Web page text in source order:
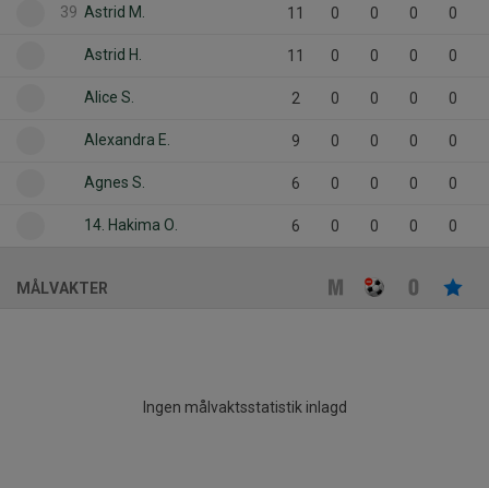
39 Astrid M. 11 0 0 0 0
Astrid H. 11 0 0 0 0
Alice S. 2 0 0 0 0
Alexandra E. 9 0 0 0 0
Agnes S. 6 0 0 0 0
14. Hakima O. 6 0 0 0 0
MÅLVAKTER
Ingen målvaktsstatistik inlagd